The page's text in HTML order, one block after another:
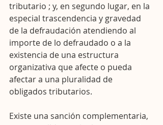
tributario ; y, en segundo lugar, en la
especial trascendencia y gravedad
de la defraudación atendiendo al
importe de lo defraudado o a la
existencia de una estructura
organizativa que afecte o pueda
afectar a una pluralidad de
obligados tributarios.
Existe una sanción complementaria,